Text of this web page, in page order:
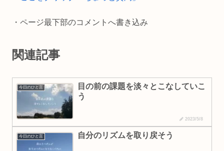
・ページ最下部のコメントへ書き込み
関連記事
今日のひと言
目の前の課題を淡々とこなしていこ
う
2023/5/8
今日のひと言 自分のリズムを取り戻そう